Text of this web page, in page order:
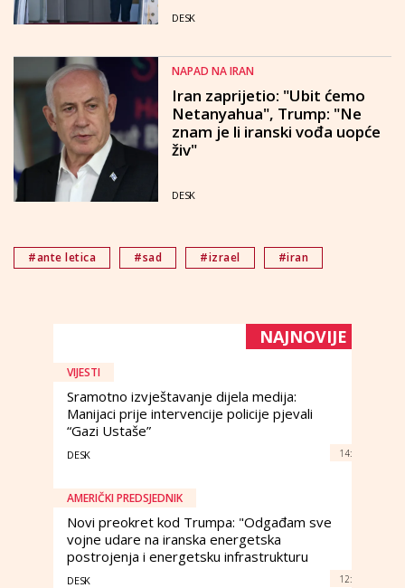
DESK
NAPAD NA IRAN
Iran zaprijetio: "Ubit ćemo
Netanyahua", Trump: "Ne
znam je li iranski vođa uopće
živ"
DESK
#ante letica #sad #izrael #iran
NAJNOVIJE
VIJESTI
Sramotno izvještavanje dijela medija:
Manijaci prije intervencije policije pjevali
“Gazi Ustaše”
DESK 14:
AMERIČKI PREDSJEDNIK
Novi preokret kod Trumpa: "Odgađam sve
vojne udare na iranska energetska
postrojenja i energetsku infrastrukturu
DESK 12: